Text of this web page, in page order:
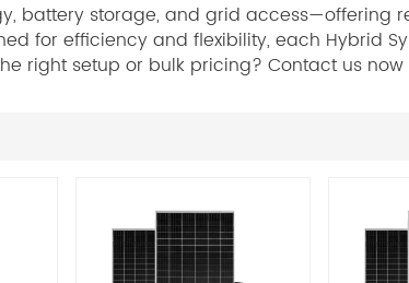
battery storage, and grid access—offering
for efficiency and flexibility, each Hybrid
right setup or bulk pricing? Contact us